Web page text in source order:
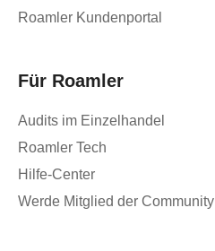
Roamler Kundenportal
Für Roamler
Audits im Einzelhandel
Roamler Tech
Hilfe-Center
Werde Mitglied der Community